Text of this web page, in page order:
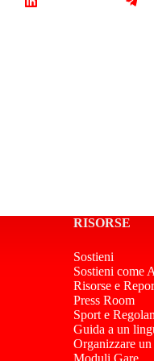
RISORSE
Sostieni
Sostieni come
Risorse e
Press Room
Sport e
Guida a un
Organizzare
Moduli Gare